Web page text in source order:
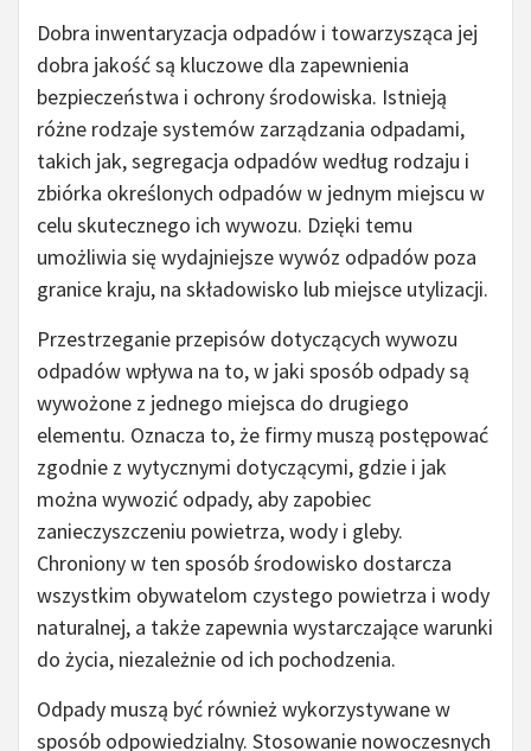
Dobra inwentaryzacja odpadów i towarzysząca jej
dobra jakość są kluczowe dla zapewnienia
bezpieczeństwa i ochrony środowiska. Istnieją
różne rodzaje systemów zarządzania odpadami,
takich jak, segregacja odpadów według rodzaju i
zbiórka określonych odpadów w jednym miejscu w
celu skutecznego ich wywozu. Dzięki temu
umożliwia się wydajniejsze wywóz odpadów poza
granice kraju, na składowisko lub miejsce utylizacji.
Przestrzeganie przepisów dotyczących wywozu
odpadów wpływa na to, w jaki sposób odpady są
wywożone z jednego miejsca do drugiego
elementu. Oznacza to, że firmy muszą postępować
zgodnie z wytycznymi dotyczącymi, gdzie i jak
można wywozić odpady, aby zapobiec
zanieczyszczeniu powietrza, wody i gleby.
Chroniony w ten sposób środowisko dostarcza
wszystkim obywatelom czystego powietrza i wody
naturalnej, a także zapewnia wystarczające warunki
do życia, niezależnie od ich pochodzenia.
Odpady muszą być również wykorzystywane w
sposób odpowiedzialny. Stosowanie nowoczesnych